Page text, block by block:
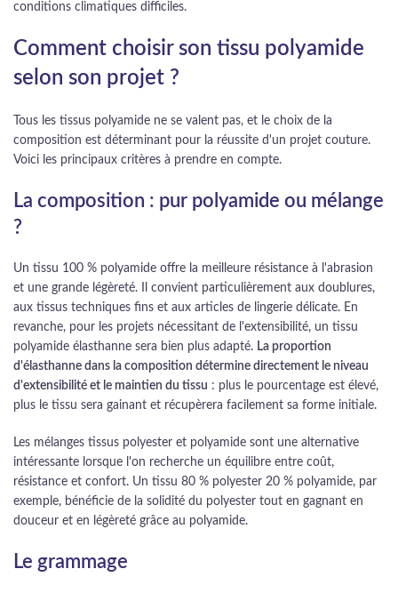
conditions climatiques difficiles.
Comment choisir son tissu polyamide
selon son projet ?
Tous les tissus polyamide ne se valent pas, et le choix de la
composition est déterminant pour la réussite d'un projet couture.
Voici les principaux critères à prendre en compte.
La composition : pur polyamide ou mélange
?
Un tissu 100 % polyamide offre la meilleure résistance à l'abrasion
et une grande légèreté. Il convient particulièrement aux doublures,
aux tissus techniques fins et aux articles de lingerie délicate. En
revanche, pour les projets nécessitant de l'extensibilité, un tissu
polyamide élasthanne sera bien plus adapté. La proportion
d'élasthanne dans la composition détermine directement le niveau
d'extensibilité et le maintien du tissu : plus le pourcentage est élevé,
plus le tissu sera gainant et récupèrera facilement sa forme initiale.
Les mélanges tissus polyester et polyamide sont une alternative
intéressante lorsque l'on recherche un équilibre entre coût,
résistance et confort. Un tissu 80 % polyester 20 % polyamide, par
exemple, bénéficie de la solidité du polyester tout en gagnant en
douceur et en légèreté grâce au polyamide.
Le grammage